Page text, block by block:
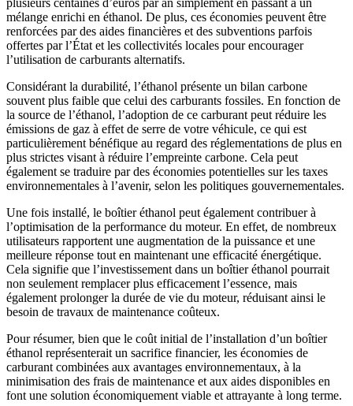
mélange enrichi en éthanol. De plus, ces économies peuvent être
renforcées par des aides financières et des subventions parfois
offertes par l’État et les collectivités locales pour encourager
l’utilisation de carburants alternatifs.
Considérant la durabilité, l’éthanol présente un bilan carbone
souvent plus faible que celui des carburants fossiles. En fonction de
la source de l’éthanol, l’adoption de ce carburant peut réduire les
émissions de gaz à effet de serre de votre véhicule, ce qui est
particulièrement bénéfique au regard des réglementations de plus en
plus strictes visant à réduire l’empreinte carbone. Cela peut
également se traduire par des économies potentielles sur les taxes
environnementales à l’avenir, selon les politiques gouvernementales.
Une fois installé, le boîtier éthanol peut également contribuer à
l’optimisation de la performance du moteur. En effet, de nombreux
utilisateurs rapportent une augmentation de la puissance et une
meilleure réponse tout en maintenant une efficacité énergétique.
Cela signifie que l’investissement dans un boîtier éthanol pourrait
non seulement remplacer plus efficacement l’essence, mais
également prolonger la durée de vie du moteur, réduisant ainsi le
besoin de travaux de maintenance coûteux.
Pour résumer, bien que le coût initial de l’installation d’un boîtier
éthanol représenterait un sacrifice financier, les économies de
carburant combinées aux avantages environnementaux, à la
minimisation des frais de maintenance et aux aides disponibles en
font une solution économiquement viable et attrayante à long terme.